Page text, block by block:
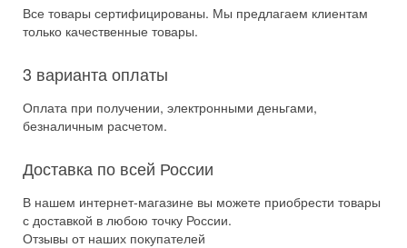
Все товары сертифицированы. Мы предлагаем клиентам
только качественные товары.
3 варианта оплаты
Оплата при получении, электронными деньгами,
безналичным расчетом.
Доставка по всей России
В нашем интернет-магазине вы можете приобрести товары
с доставкой в любою точку России.
Отзывы от наших покупателей